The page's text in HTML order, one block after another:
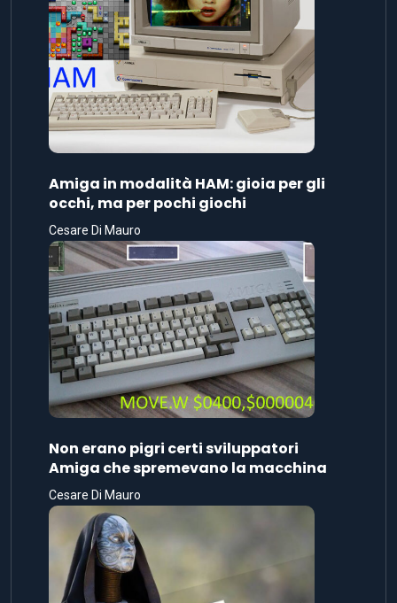
Amiga in modalità HAM: gioia per gli
occhi, ma per pochi giochi
Cesare Di Mauro
Non erano pigri certi sviluppatori
Amiga che spremevano la macchina
Cesare Di Mauro